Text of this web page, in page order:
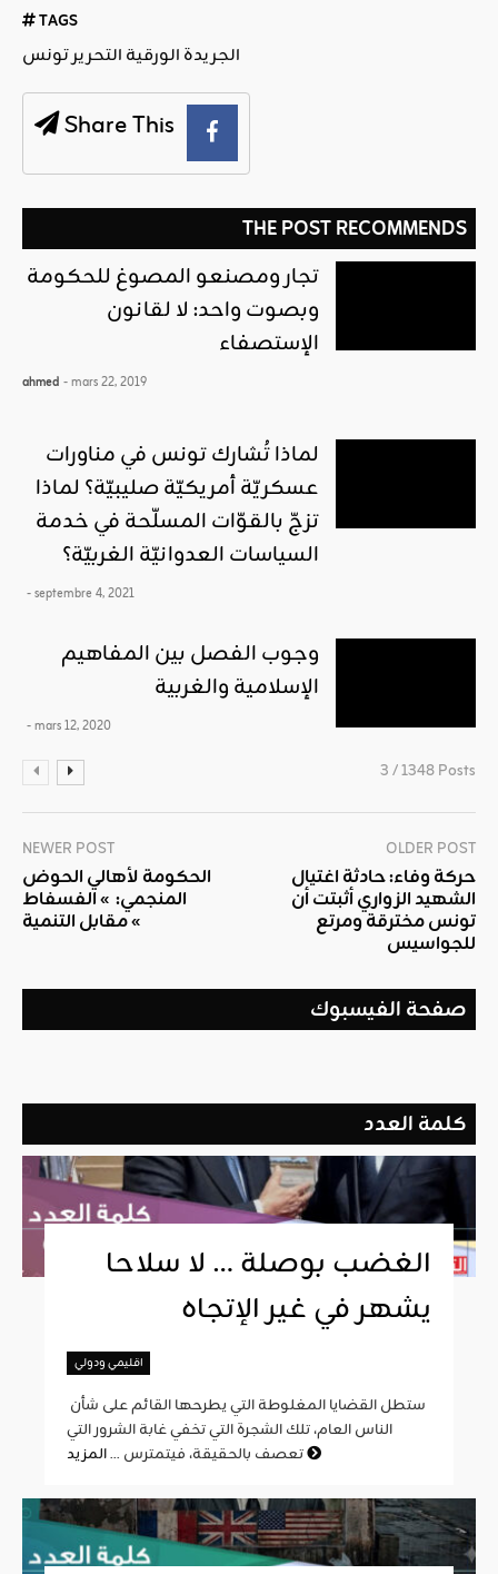
TAGS
الجريدة الورقية التحرير تونس
Share This
THE POST RECOMMENDS
تجار ومصنعو المصوغ للحكومة
وبصوت واحد: لا لقانون
الإستصفاء
ahmed - mars 22, 2019
لماذا تُشارك تونس في مناورات
عسكريّة أمريكيّة صليبيّة؟ لماذا
تزجّ بالقوّات المسلّحة في خدمة
السياسات العدوانيّة الغربيّة؟
- septembre 4, 2021
وجوب الفصل بين المفاهيم
الإسلامية والغربية
- mars 12, 2020
3 / 1348 Posts
NEWER POST
الحكومة لأهالي الحوض
المنجمي: » الفسفاط
مقابل التنمية «
OLDER POST
حركة وفاء: حادثة اغتيال
الشهيد الزواري أثبتت أن
تونس مخترقة ومرتع
للجواسيس
صفحة الفيسبوك
كلمة العدد
الغضب بوصلة … لا سلاحا
يشهر في غير الإتجاه
اقليمي ودولي
الناس العام، تلك الشجرة التي تخفي غابة الشرور التي
تعصف بالحقيقة، فيتمترس ...